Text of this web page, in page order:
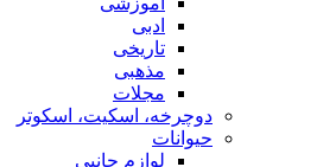
ادبی
تاریخی
مذهبی
مجلات
دوچرخه، اسکیت، اسکوتر
حیوانات
لوازم جانبی